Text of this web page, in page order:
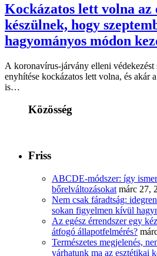
Kockázatos lett volna az
készülnek, hogy
hagyományos módon
A koronavírus-járvány elleni védekezést
enyhítése kockázatos lett volna, és akár
is…
Közösség
Friss
ABCDE‑módszer: így
bőrelváltozásokat márc 27,
Nem csak fáradtság:
sokan figyelmen kívül
Az egész érrendszer egy
átfogó állapotfelmérés?
Természetes megjelenés,
várhatunk ma az esztétikai